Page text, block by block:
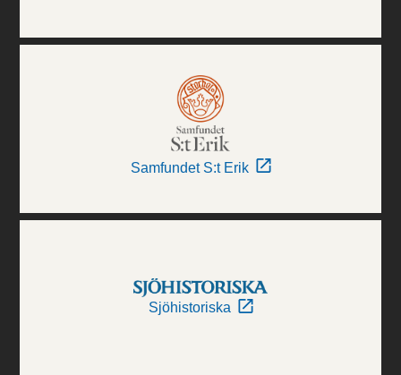
Samfundet S:t Erik
Sjöhistoriska